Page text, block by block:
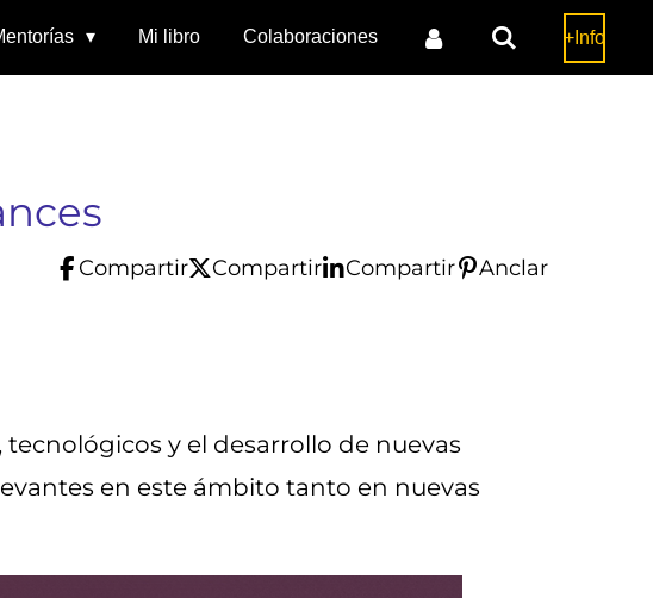
Mi libro Colaboraciones +Info
Compartir Compartir Compartir Anclar
y el desarrollo de nuevas
en este ámbito tanto en nuevas